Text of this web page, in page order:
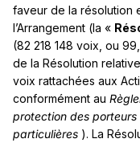
faveur de la résolution
l’Arrangement (la «
(82 218 148 voix, ou
de la Résolution
voix rattachées aux
conformément au
protection des porteurs
particulières ). La